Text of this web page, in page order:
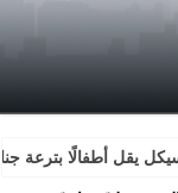
يقل أطفالًا بترعة